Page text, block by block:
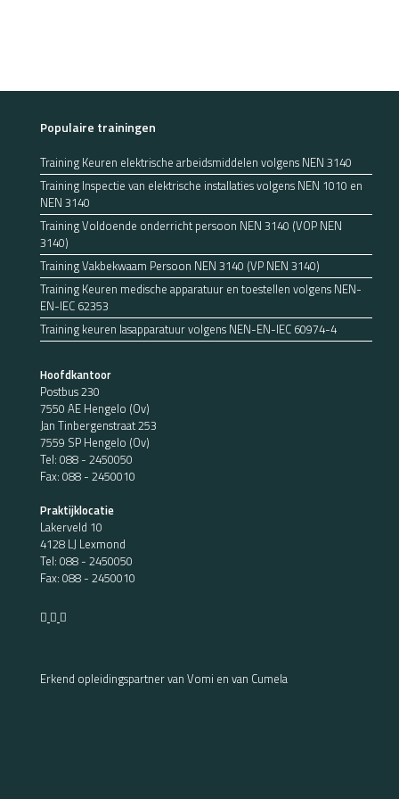
Populaire trainingen
Training Keuren elektrische arbeidsmiddelen volgens NEN 3140
Training Inspectie van elektrische installaties volgens NEN 1010 en
NEN 3140
Training Voldoende onderricht persoon NEN 3140 (VOP NEN
3140)
Training Vakbekwaam Persoon NEN 3140 (VP NEN 3140)
Training Keuren medische apparatuur en toestellen volgens NEN-
EN-IEC 62353
Training keuren lasapparatuur volgens NEN-EN-IEC 60974-4
Hoofdkantoor
Postbus 230
7550 AE Hengelo (Ov)
Jan Tinbergenstraat 253
7559 SP Hengelo (Ov)
Tel: 088 - 2450050
Fax: 088 - 2450010
Praktijklocatie
Lakerveld 10
4128 LJ Lexmond
Tel: 088 - 2450050
Fax: 088 - 2450010
Erkend opleidingspartner van Vomi en van Cumela